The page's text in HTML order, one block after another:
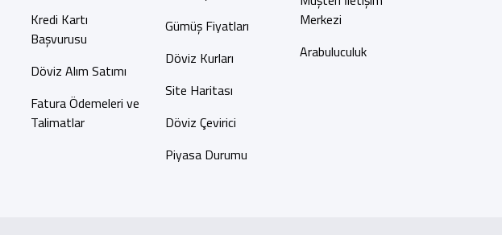
Kredi Kartı
Başvurusu
Döviz Alım Satımı
Fatura Ödemeleri ve
Talimatlar
Gümüş Fiyatları
Döviz Kurları
Site Haritası
Döviz Çevirici
Piyasa Durumu
Merkezi
Arabuluculuk